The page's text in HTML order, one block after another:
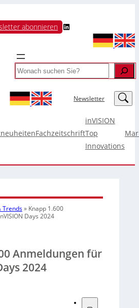
abonnieren LinkedIn
Search
Newsletter LinkedIn
Fachzeitschrift
inVISION
Top
Innovations
Trends» Knapp 1.600
Days 2024
Anmeldungen für
2024